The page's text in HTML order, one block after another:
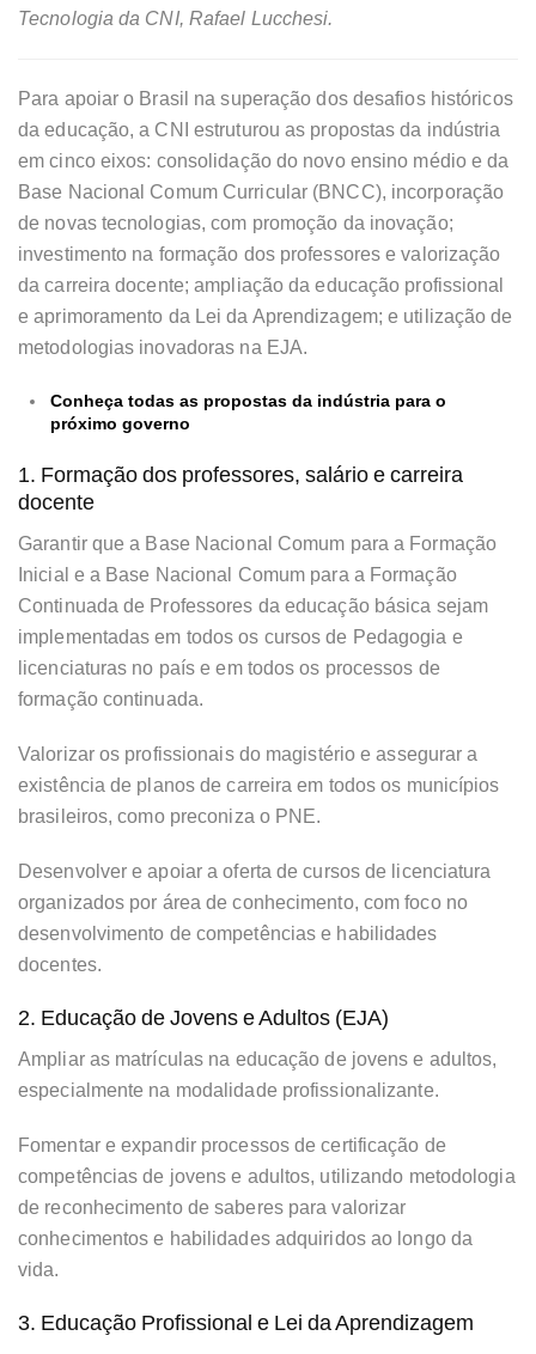
Tecnologia da CNI, Rafael Lucchesi.
Para apoiar o Brasil na superação dos desafios históricos
da educação, a CNI estruturou as propostas da indústria
em cinco eixos: consolidação do novo ensino médio e da
Base Nacional Comum Curricular (BNCC), incorporação
de novas tecnologias, com promoção da inovação;
investimento na formação dos professores e valorização
da carreira docente; ampliação da educação profissional
e aprimoramento da Lei da Aprendizagem; e utilização de
metodologias inovadoras na EJA.
Conheça todas as propostas da indústria para o
próximo governo
1. Formação dos professores, salário e carreira
docente
Garantir que a Base Nacional Comum para a Formação
Inicial e a Base Nacional Comum para a Formação
Continuada de Professores da educação básica sejam
implementadas em todos os cursos de Pedagogia e
licenciaturas no país e em todos os processos de
formação continuada.
Valorizar os profissionais do magistério e assegurar a
existência de planos de carreira em todos os municípios
brasileiros, como preconiza o PNE.
Desenvolver e apoiar a oferta de cursos de licenciatura
organizados por área de conhecimento, com foco no
desenvolvimento de competências e habilidades
docentes.
2. Educação de Jovens e Adultos (EJA)
Ampliar as matrículas na educação de jovens e adultos,
especialmente na modalidade profissionalizante.
Fomentar e expandir processos de certificação de
competências de jovens e adultos, utilizando metodologia
de reconhecimento de saberes para valorizar
conhecimentos e habilidades adquiridos ao longo da
vida.
3. Educação Profissional e Lei da Aprendizagem